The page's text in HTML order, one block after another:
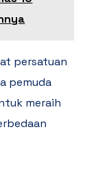
persatuan
pemuda
meraih